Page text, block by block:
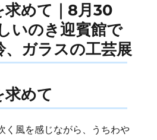
求めて｜8月30
いのき迎賓館で
、ガラスの工芸展
求めて
く風を感じながら、うちわや